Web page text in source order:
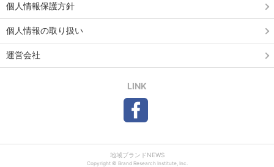
個人情報保護方針
個人情報の取り扱い
運営会社
LINK
地域ブランドNEWS
Copyright © Brand Research Institute, Inc.